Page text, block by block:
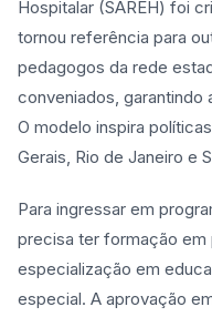
Hospitalar (SAREH) foi
tornou referência para
pedagogos da rede
conveniados, garantindo
O modelo inspira
Gerais, Rio de Janeiro e
Para ingressar em
precisa ter formação
especialização em
especial. A aprovação